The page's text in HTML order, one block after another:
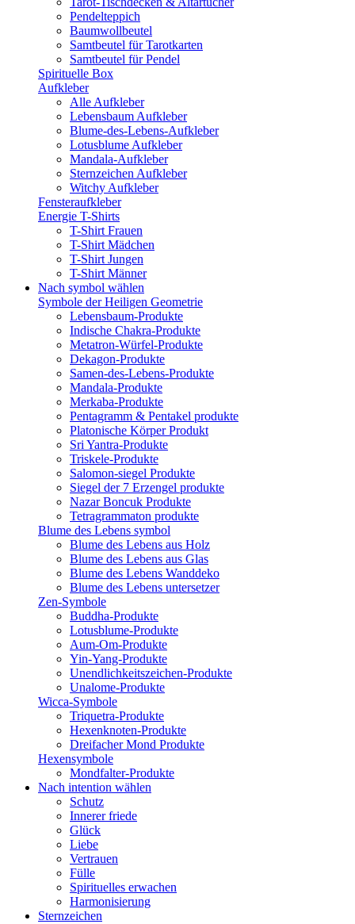
Pendelteppich
Baumwollbeutel
Samtbeutel für Tarotkarten
Samtbeutel für Pendel
Spirituelle Box
Aufkleber
Alle Aufkleber
Lebensbaum Aufkleber
Blume-des-Lebens-Aufkleber
Lotusblume Aufkleber
Mandala-Aufkleber
Sternzeichen Aufkleber
Witchy Aufkleber
Fensteraufkleber
Energie T-Shirts
T-Shirt Frauen
T-Shirt Mädchen
T-Shirt Jungen
T-Shirt Männer
Nach symbol wählen
Symbole der Heiligen Geometrie
Lebensbaum-Produkte
Indische Chakra-Produkte
Metatron-Würfel-Produkte
Dekagon-Produkte
Samen-des-Lebens-Produkte
Mandala-Produkte
Merkaba-Produkte
Pentagramm & Pentakel produkte
Platonische Körper Produkt
Sri Yantra-Produkte
Triskele-Produkte
Salomon-siegel Produkte
Siegel der 7 Erzengel produkte
Nazar Boncuk Produkte
Tetragrammaton produkte
Blume des Lebens symbol​
Blume des Lebens aus Holz
Blume des Lebens aus Glas
Blume des Lebens Wanddeko
Blume des Lebens untersetzer
Zen-Symbole
Buddha-Produkte
Lotusblume-Produkte
Aum-Om-Produkte
Yin-Yang-Produkte
Unendlichkeitszeichen-Produkte
Unalome-Produkte
Wicca-Symbole
Triquetra-Produkte
Hexenknoten-Produkte
Dreifacher Mond Produkte
Hexensymbole
Mondfalter-Produkte
Nach intention wählen
Schutz
Innerer friede
Glück
Liebe
Vertrauen
Fülle
Spirituelles erwachen
Harmonisierung
Sternzeichen